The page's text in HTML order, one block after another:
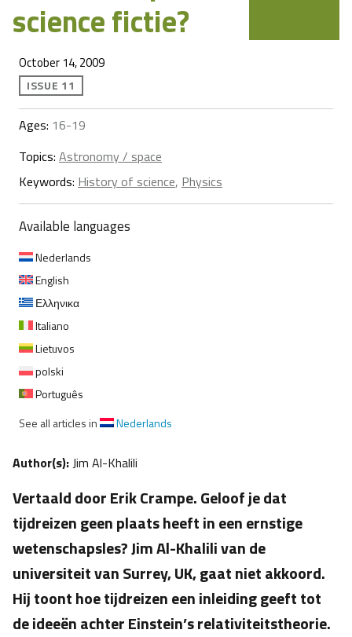
science fictie?
October 14, 2009
ISSUE 11
Ages: 16-19
Topics: Astronomy / space
Keywords: History of science, Physics
Available languages
Nederlands
English
Ελληνικα
Italiano
Lietuvos
polski
Português
See all articles in
Nederlands
Author(s):Jim Al-Khalili
Vertaald door Erik Crampe. Geloof je dat
tijdreizen geen plaats heeft in een ernstige
wetenschapsles? Jim Al-Khalili van de
universiteit van Surrey, UK, gaat niet akkoord.
Hij toont hoe tijdreizen een inleiding geeft tot
de ideeën achter Einstein’s relativiteitstheorie.